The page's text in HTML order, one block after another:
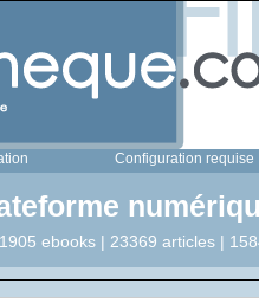
Configuration requise
ebooks | 23369 articles |